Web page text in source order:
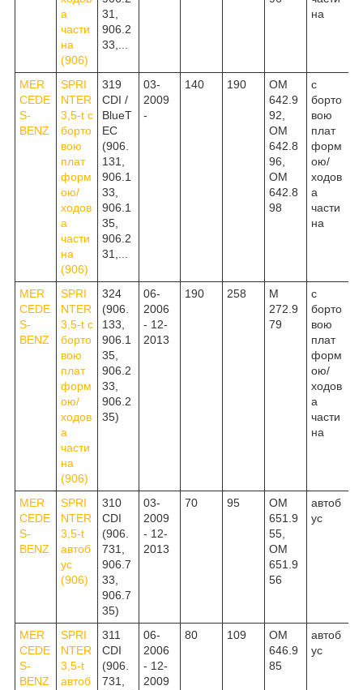
а
части
на
(906)
31,
906.2
33,...
на
MER
CEDE
S-
BENZ
SPRI
NTER
3,5-t c
борто
вою
плат
форм
ою/
ходов
а
части
на
(906)
319
CDI /
BlueT
EC
(906.
131,
906.1
33,
906.1
35,
906.2
31,...
03-
2009
-
140 190
OM
642.9
92,
OM
642.8
96,
OM
642.8
98
c
борто
вою
плат
форм
ою/
ходов
а
части
на
MER
CEDE
S-
BENZ
SPRI
NTER
3,5-t c
борто
вою
плат
форм
ою/
ходов
а
части
на
(906)
324
(906.
133,
906.1
35,
906.2
33,
906.2
35)
06-
2006
- 12-
2013
190 258
M
272.9
79
c
борто
вою
плат
форм
ою/
ходов
а
части
на
MER
CEDE
S-
BENZ
SPRI
NTER
3,5-t
автоб
ус
(906)
310
CDI
(906.
731,
906.7
33,
906.7
35)
03-
2009
- 12-
2013
70 95
OM
651.9
55,
OM
651.9
56
автоб
ус
MER
CEDE
S-
BENZ
SPRI
NTER
3,5-t
автоб
311
CDI
(906.
731,
06-
2006
- 12-
2009
80 109
OM
646.9
85
автоб
ус